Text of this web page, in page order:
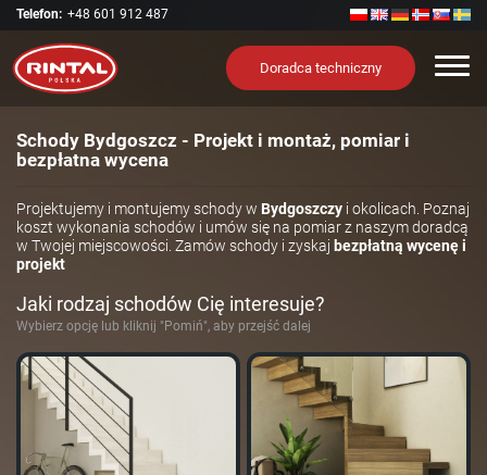
Telefon: +48 601 912 487
Doradca techniczny
Schody Bydgoszcz - Projekt i montaż, pomiar i
bezpłatna wycena
Projektujemy i montujemy schody w Bydgoszczy i okolicach. Poznaj
koszt wykonania schodów i umów się na pomiar z naszym doradcą
w Twojej miejscowości. Zamów schody i zyskaj bezpłatną wycenę i
projekt
Jaki rodzaj schodów Cię interesuje?
Wybierz opcję lub kliknij "Pomiń", aby przejść dalej